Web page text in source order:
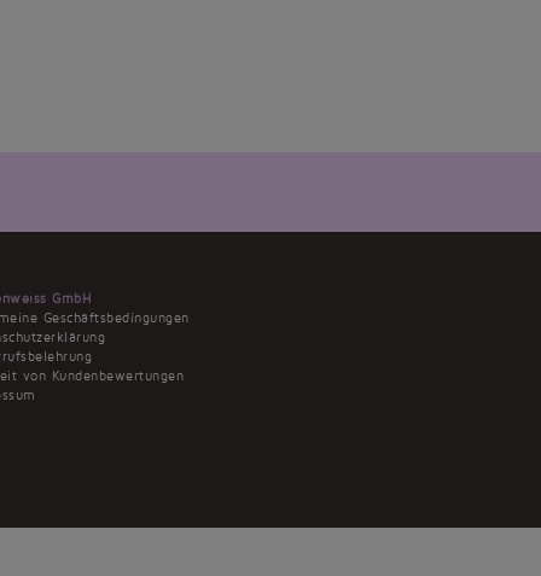
GmbH
Geschäftsbedingungen
von Kundenbewertungen